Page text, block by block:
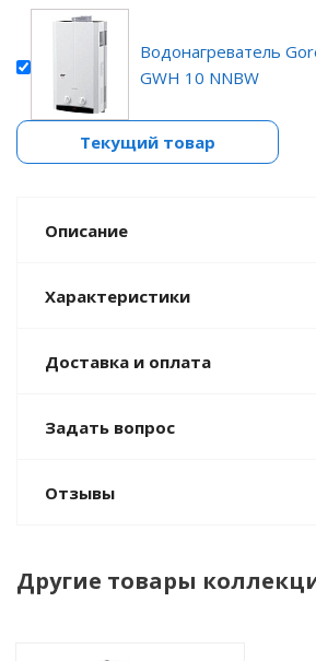
Водонагреватель
GWH 10 NNBW
Текущий товар
Описание
Характеристики
Доставка и оплата
Задать вопрос
Отзывы
Другие товары